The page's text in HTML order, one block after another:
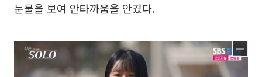
눈물을 보여 안타까움을 안겼다.